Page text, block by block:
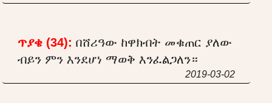
ጥያቄ (34): በሸሪዓው ከዋክብት መቁጠር ያለው
ብይን ምን እንደሆነ ማወቅ እንፈልጋለን።
2019-03-02